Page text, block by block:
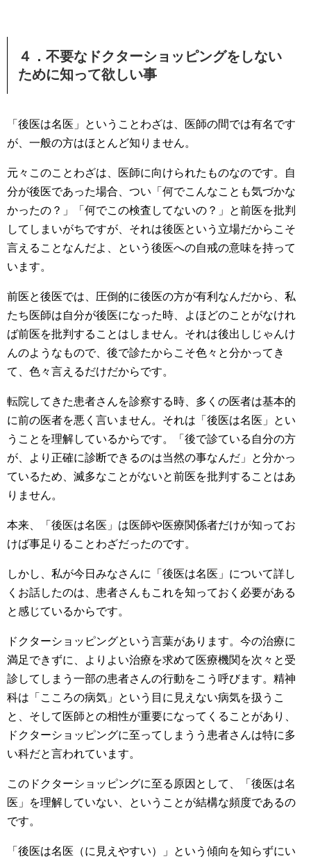
４．不要なドクターショッピングをしない
ために知って欲しい事
「後医は名医」ということわざは、医師の間では有名です
が、一般の方はほとんど知りません。
元々このことわざは、医師に向けられたものなのです。自
分が後医であった場合、つい「何でこんなことも気づかな
かったの？」「何でこの検査してないの？」と前医を批判
してしまいがちですが、それは後医という立場だからこそ
言えることなんだよ、という後医への自戒の意味を持って
います。
前医と後医では、圧倒的に後医の方が有利なんだから、私
たち医師は自分が後医になった時、よほどのことがなけれ
ば前医を批判することはしません。それは後出しじゃんけ
んのようなもので、後で診たからこそ色々と分かってき
て、色々言えるだけだからです。
転院してきた患者さんを診察する時、多くの医者は基本的
に前の医者を悪く言いません。それは「後医は名医」とい
うことを理解しているからです。「後で診ている自分の方
が、より正確に診断できるのは当然の事なんだ」と分かっ
ているため、滅多なことがないと前医を批判することはあ
りません。
本来、「後医は名医」は医師や医療関係者だけが知ってお
けば事足りることわざだったのです。
しかし、私が今日みなさんに「後医は名医」について詳し
くお話したのは、患者さんもこれを知っておく必要がある
と感じているからです。
ドクターショッピングという言葉があります。今の治療に
満足できずに、よりよい治療を求めて医療機関を次々と受
診してしまう一部の患者さんの行動をこう呼びます。精神
科は「こころの病気」という目に見えない病気を扱うこ
と、そして医師との相性が重要になってくることがあり、
ドクターショッピングに至ってしまうう患者さんは特に多
い科だと言われています。
このドクターショッピングに至る原因として、「後医は名
医」を理解していない、ということが結構な頻度であるの
です。
「後医は名医（に見えやすい）」という傾向を知らずにい